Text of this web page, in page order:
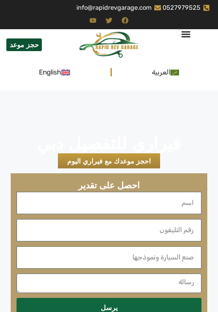
0527979525
info@rapidrevgarage.com
حجز موعد
العربية English
احجز موعدك مع فيراري اليوم
احصل على تقدير
يرسل